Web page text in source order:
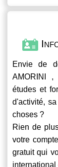
Envie de
AMORINI ,
études et
d'activité,
choses ?
Rien de
votre compte
gratuit qui
international